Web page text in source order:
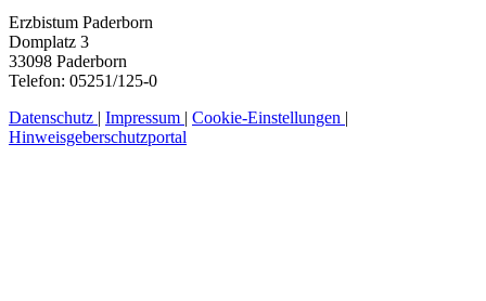
Erzbistum Paderborn
Domplatz 3
33098 Paderborn
Telefon: 05251/125-0
Datenschutz | Impressum | Cookie-Einstellungen |
Hinweisgeberschutzportal